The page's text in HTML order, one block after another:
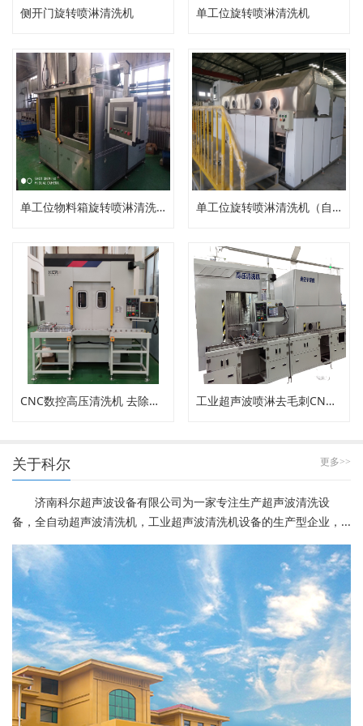
侧开门旋转喷淋清洗机 单工位旋转喷淋清洗机
单工位物料箱旋转喷淋清洗机 单工位旋转喷淋清洗机（自动压力清洗机）
CNC数控高压清洗机 去除内孔工件毛刺 工业超声波喷淋去毛刺CNC高压清洗机
更多>>
关于科尔
济南科尔超声波设备有限公司为一家专注生产超声波清洗设
备，全自动超声波清洗机，工业超声波清洗机设备的生产型企业，...